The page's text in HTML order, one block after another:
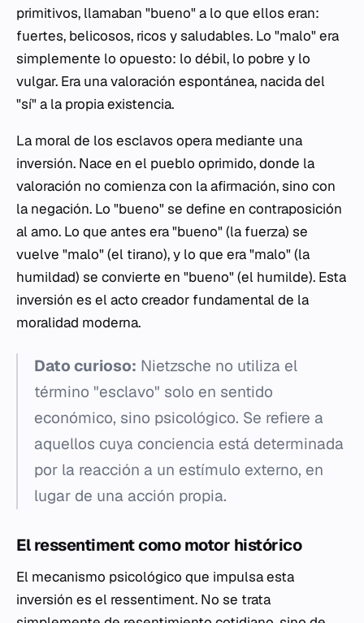
primitivos, llamaban "bueno" a lo que ellos eran:
fuertes, belicosos, ricos y saludables. Lo "malo" era
simplemente lo opuesto: lo débil, lo pobre y lo
vulgar. Era una valoración espontánea, nacida del
"sí" a la propia existencia.
La moral de los esclavos opera mediante una
inversión. Nace en el pueblo oprimido, donde la
valoración no comienza con la afirmación, sino con
la negación. Lo "bueno" se define en contraposición
al amo. Lo que antes era "bueno" (la fuerza) se
vuelve "malo" (el tirano), y lo que era "malo" (la
humildad) se convierte en "bueno" (el humilde). Esta
inversión es el acto creador fundamental de la
moralidad moderna.
Dato curioso: Nietzsche no utiliza el
término "esclavo" solo en sentido
económico, sino psicológico. Se refiere a
aquellos cuya conciencia está determinada
por la reacción a un estímulo externo, en
lugar de una acción propia.
Elressentimentcomo motor histórico
El mecanismo psicológico que impulsa esta
inversión es el ressentiment. No se trata